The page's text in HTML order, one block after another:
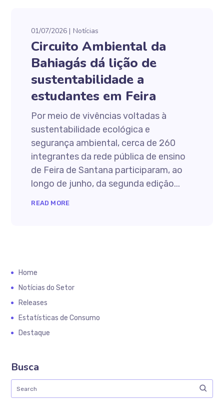
01/07/2026 Notícias
Circuito Ambiental da
Bahiagás dá lição de
sustentabilidade a
estudantes em Feira
Por meio de vivências voltadas à
sustentabilidade ecológica e
segurança ambiental, cerca de 260
integrantes da rede pública de ensino
de Feira de Santana participaram, ao
longo de junho, da segunda edição...
READ MORE
Home
Notícias do Setor
Releases
Estatísticas de Consumo
Destaque
Busca